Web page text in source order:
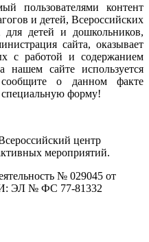
пользователями
контент
и детей, Всероссийских
для детей и дошкольников,
сайта, оказывает
с работой и содержанием
нашем сайте используется
сообщите о данном
факте
специальную форму!
центр
мероприятий.
№ 029045 от
ЭЛ № ФС 77-81332